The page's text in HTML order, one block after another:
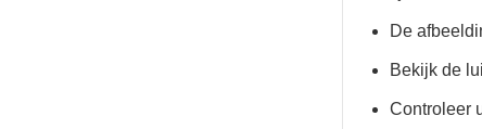
De
Bekijk de
Controleer